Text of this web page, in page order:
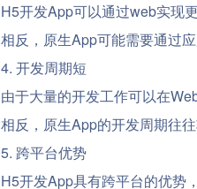
H5开发App可以通过web实现
相反，原生App可能需要通过
4. 开发周期短
由于大量的开发工作可以在
相反，原生App的开发周期往
5. 跨平台优势
H5开发App具有跨平台的优势